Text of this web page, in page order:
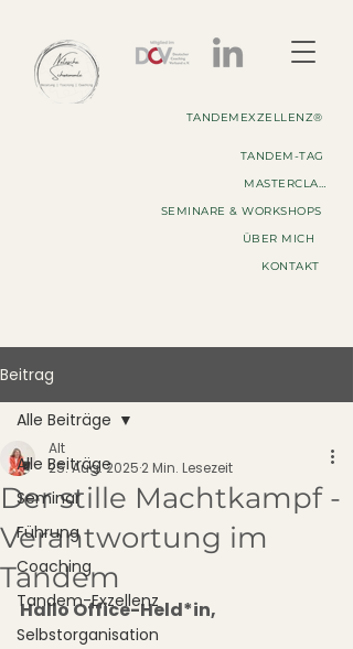
SEMINARE & WORKSHOPS
ÜBER MICH
KONTAKT
TANDEMEXZELLENZ®
TANDEM-TAG
MASTERCLASS
Beitrag
Alle Beiträge
Seminar
Führung
Coaching
Tandem-Exzellenz
Selbstorganisation
Alle Beiträge
Der stille Machtkampf -
Verantwortung im
Tandem
Alt
25. Aug. 2025 2 Min. Lesezeit
Hallo Office-Held*in,